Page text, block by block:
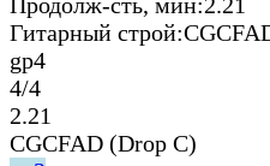
Гитарный строй:
gp4
4/4
2.21
CGCFAD (Drop C)